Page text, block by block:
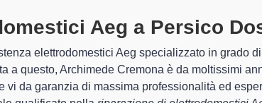
Aeg A Persico
Cremona sono in grado di garantire al
la sistemazione e lariparazione del tuo